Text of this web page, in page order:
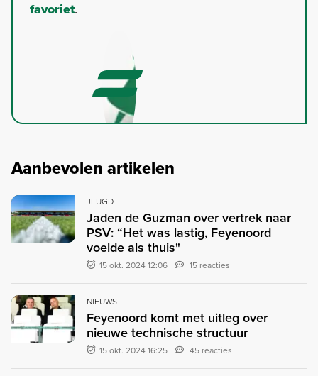
favoriet.
Aanbevolen artikelen
JEUGD
Jaden de Guzman over vertrek naar
PSV: “Het was lastig, Feyenoord
voelde als thuis"
15 okt. 2024 12:06 15 reacties
NIEUWS
Feyenoord komt met uitleg over
nieuwe technische structuur
15 okt. 2024 16:25 45 reacties